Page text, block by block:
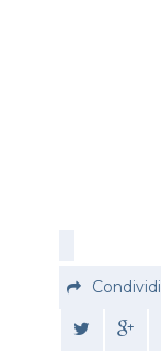
Condividi